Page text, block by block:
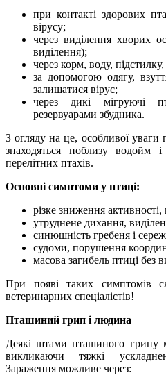
при контакті здорових
вірусу;
через виділення хворих
виділення);
через корм, воду,
за допомогою одягу,
залишатися вірус;
через дикі мігруючі
резервуарами збудника.
З огляду на це, особливої уваги
знаходяться поблизу водойм
перелітних птахів.
Основні симптоми у птиці:
різке зниження активності,
утруднене дихання,
синюшність гребеня і
судоми, порушення
масова загибель птиці без
При появі таких симптомів
ветеринарних спеціалістів!
Пташиний грип і людина
Деякі штами пташиного грипу
викликаючи тяжкі
Зараження можливе через: